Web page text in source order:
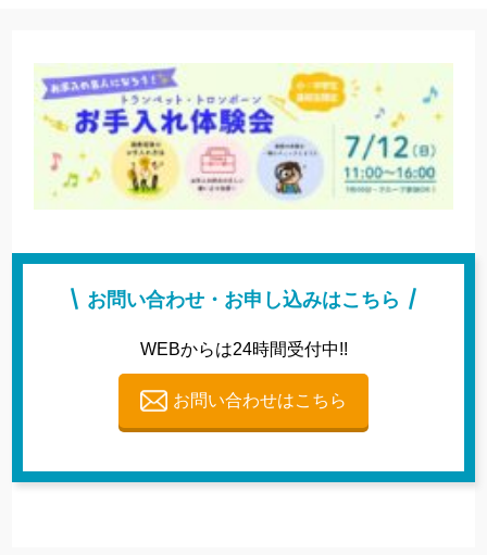
お問い合わせ・お申し込みはこちら
WEBからは24時間受付中!!
お問い合わせはこちら